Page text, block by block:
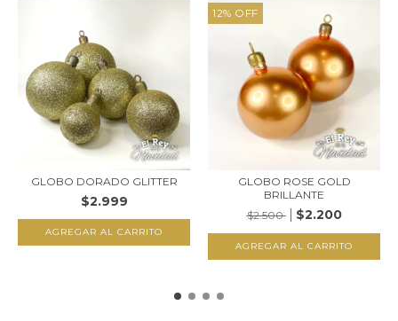
GLOBO DORADO GLITTER
$2.999
AGREGAR AL CARRITO
12% OFF
GLOBO ROSE GOLD
BRILLANTE
$2.500
$2.200
AGREGAR AL CARRITO